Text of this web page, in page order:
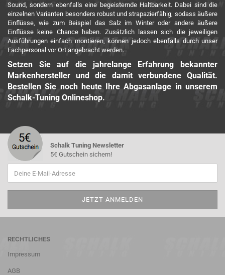
Sound, sondern ebenfalls eine begeisternde Haltbarkeit. Dabei sind die
einzelnen Varianten besonders robust und strapazierfähig, sodass äußere
Einflüsse, wie zum Beispiel das Salz im Winter oder andere äußere
Einflüsse keine Chance haben. Zusätzlich lassen sich die jeweiligen
Ausführungen einfach montieren, können jedoch ebenfalls durch unser
Fachpersonal vor Ort angebracht werden.
Setzen Sie auf die jahrelange Erfahrung bekannter
Markenhersteller und die damit verbundene Qualität.
Bestellen Sie noch heute Ihre Abgasanlage in unserem
Schalk-Tuning Onlineshop.
Schalk Tuning Newsletter
5€ Gutschein sichern!
RECHTLICHES
Impressum
AGB